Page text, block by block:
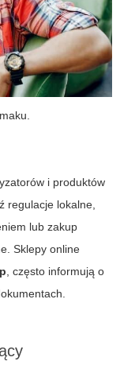
i produktów
regulacje lokalne,
lub zakup
Sklepy online
, często informują o